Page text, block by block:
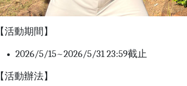
【活動期間】
2026/5/15~2026/5/31 23:59截止
【活動辦法】